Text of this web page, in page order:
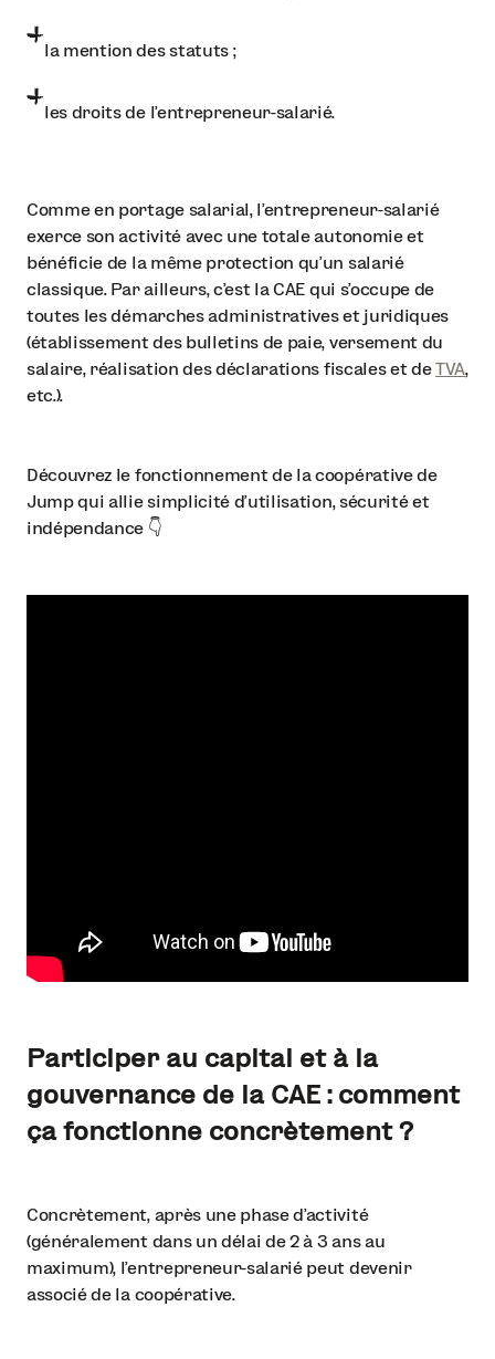
la mention des statuts ;
les droits de l’entrepreneur-salarié.
Comme en portage salarial, l’entrepreneur-salarié
exerce son activité avec une totale autonomie et
bénéficie de la même protection qu’un salarié
classique. Par ailleurs, c’est la CAE qui s’occupe de
toutes les démarches administratives et juridiques
(établissement des bulletins de paie, versement du
salaire, réalisation des déclarations fiscales et deTVA,
etc.).
Découvrez le fonctionnement de la coopérative de
Jump qui allie simplicité d'utilisation, sécurité et
indépendance 👇
Participer au capital et à la
gouvernance de la CAE : comment
ça fonctionne concrètement ?
Concrètement, après une phase d’activité
(généralement dans un délai de 2 à 3 ans au
maximum), l’entrepreneur-salarié peut devenir
associé de la coopérative.